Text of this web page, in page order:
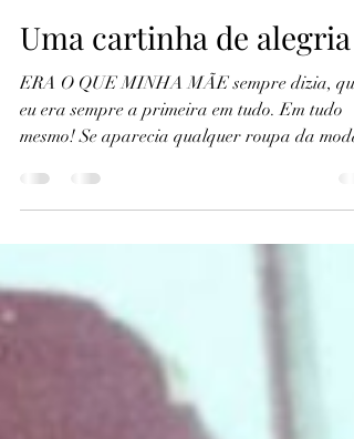
Thomas Bruno Oliveira
3 min de leitura
Uma cartinha de alegria
mesmo! Se aparecia qualquer roupa da moda,